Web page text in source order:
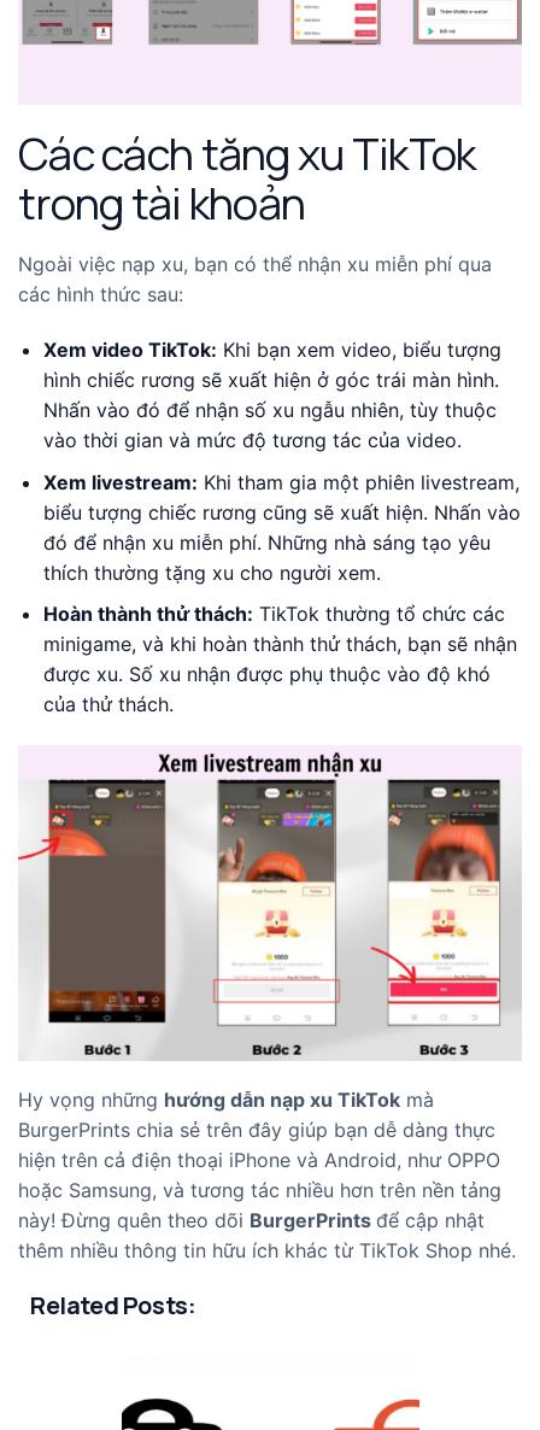
Các cách tăng xu TikTok
trong tài khoản
Ngoài việc nạp xu, bạn có thể nhận xu miễn phí qua
các hình thức sau:
Xem video TikTok: Khi bạn xem video, biểu tượng
hình chiếc rương sẽ xuất hiện ở góc trái màn hình.
Nhấn vào đó để nhận số xu ngẫu nhiên, tùy thuộc
vào thời gian và mức độ tương tác của video.
Xem livestream: Khi tham gia một phiên livestream,
biểu tượng chiếc rương cũng sẽ xuất hiện. Nhấn vào
đó để nhận xu miễn phí. Những nhà sáng tạo yêu
thích thường tặng xu cho người xem.
Hoàn thành thử thách: TikTok thường tổ chức các
minigame, và khi hoàn thành thử thách, bạn sẽ nhận
được xu. Số xu nhận được phụ thuộc vào độ khó
của thử thách.
Hy vọng những hướng dẫn nạp xu TikTok mà
BurgerPrints chia sẻ trên đây giúp bạn dễ dàng thực
hiện trên cả điện thoại iPhone và Android, như OPPO
hoặc Samsung, và tương tác nhiều hơn trên nền tảng
này! Đừng quên theo dõi BurgerPrints để cập nhật
thêm nhiều thông tin hữu ích khác từ TikTok Shop nhé.
Related Posts: